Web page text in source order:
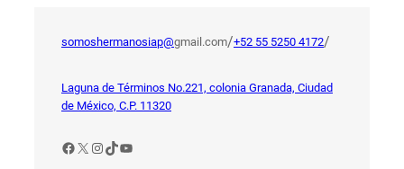
somoshermanosiap@gmail.com/+52 55 5250 4172/
Laguna de Términos No.221, colonia Granada, Ciudad
de México, C.P. 11320
Facebook
X Instagram
TikTok
YouTube